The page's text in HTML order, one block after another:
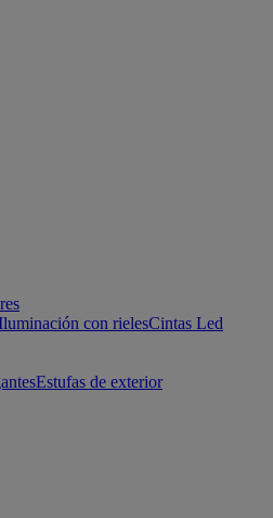
con rielesCintas Led
Estufas de exterior